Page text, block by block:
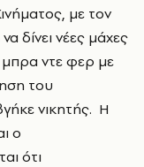
με τον
δίνει νέες μάχες
ντε φερ με
του
νικητής. Η
ο
ότι